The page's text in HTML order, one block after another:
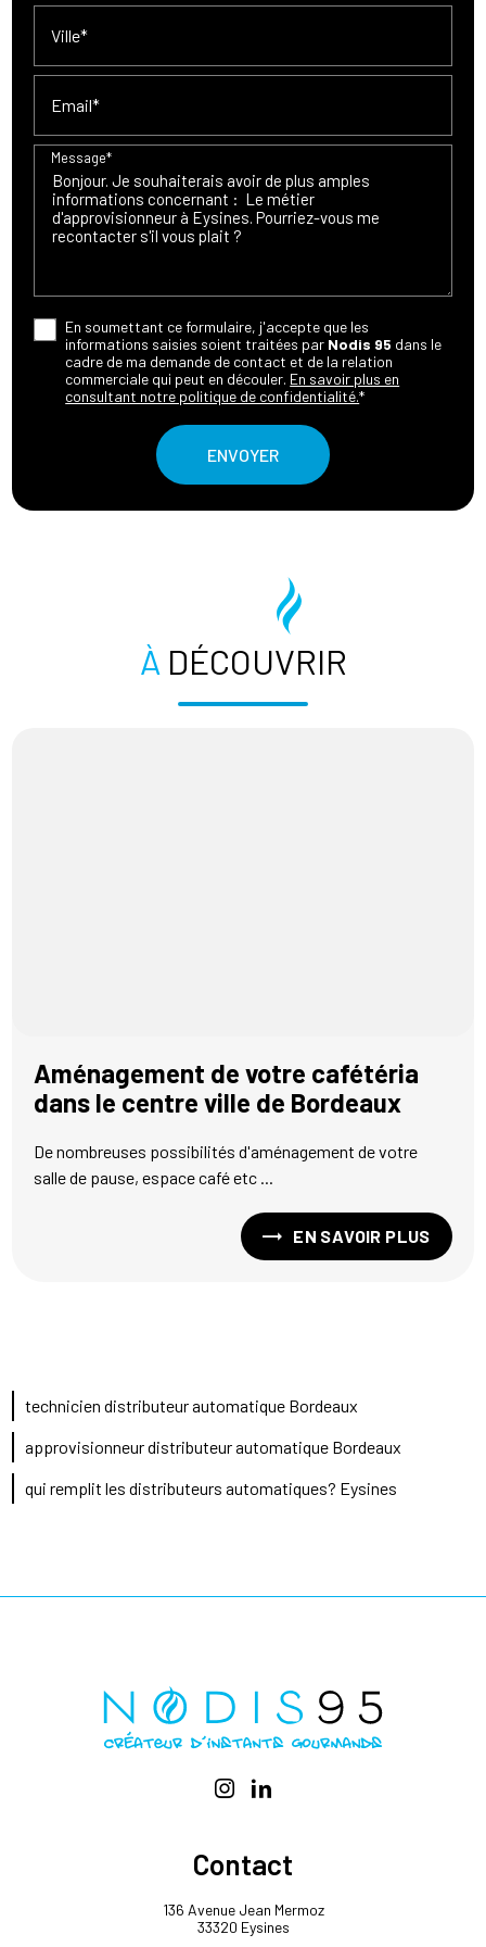
Ville*
Email*
Message*
En soumettant ce formulaire, j'accepte que les
informations saisies soient traitées par Nodis 95 dans le
cadre de ma demande de contact et de la relation
commerciale qui peut en découler. En savoir plus en
consultant notre politique de confidentialité.*
À DÉCOUVRIR
Aménagement de votre cafétéria
dans le centre ville de Bordeaux
De nombreuses possibilités d'aménagement de votre
salle de pause, espace café etc ...
EN SAVOIR PLUS
technicien distributeur automatique Bordeaux
approvisionneur distributeur automatique Bordeaux
qui remplit les distributeurs automatiques? Eysines
Contact
136 Avenue Jean Mermoz
33320 Eysines